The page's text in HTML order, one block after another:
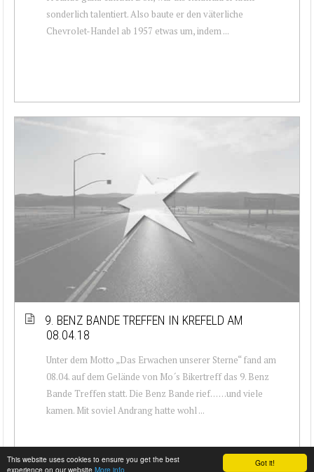
Got it!
This website uses cookies to ensure you get the best
experience on our website More info
sonderlich talentiert. Also baute er den väterliche
Chevrolet-Handel ab 1957 etwas um, indem ...
9. BENZ BANDE TREFFEN IN KREFELD AM
08.04.18
Unter dem Motto „Das Erwachen unserer Sterne“ fand am
08.04. auf dem Gelände von Mo´s Bikertreff das 9. Benz
Bande Treffen statt. Die Benz Bande rief… …und viele
kamen. Mit soviel Andrang hatte wohl ...